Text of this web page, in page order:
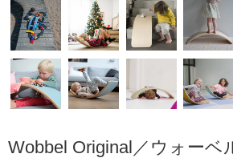
Wobbel Original／ウォーベ